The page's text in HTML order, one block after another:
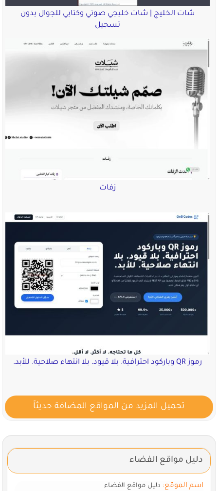
شات الخليج | شات خليجي صوتي وكتابي للجوال بدون
تسجيل
زفات
رموز QR وباركود احترافية. بلا قيود. بلا انتهاء صلاحية. للأبد.
تحميل المزيد من المواقع المضافة حديثاً
دليل مواقع الفضاء
اسم الموقع:دليل مواقع الفضاء